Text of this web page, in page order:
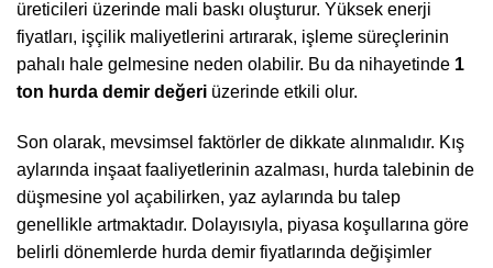
üreticileri üzerinde mali baskı oluşturur. Yüksek enerji
fiyatları, işçilik maliyetlerini artırarak, işleme süreçlerinin
pahalı hale gelmesine neden olabilir. Bu da nihayetinde 1
ton hurda demir değeri üzerinde etkili olur.
Son olarak, mevsimsel faktörler de dikkate alınmalıdır. Kış
aylarında inşaat faaliyetlerinin azalması, hurda talebinin de
düşmesine yol açabilirken, yaz aylarında bu talep
genellikle artmaktadır. Dolayısıyla, piyasa koşullarına göre
belirli dönemlerde hurda demir fiyatlarında değişimler